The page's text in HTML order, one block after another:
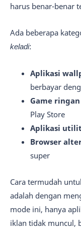
harus benar-benar
Ada beberapa
keladi:
Aplikasi
berbayar
Game ringan
Play Store
Aplikasi
Browser
super
Cara termudah
adalah dengan
mode ini, hanya
iklan tidak muncul,